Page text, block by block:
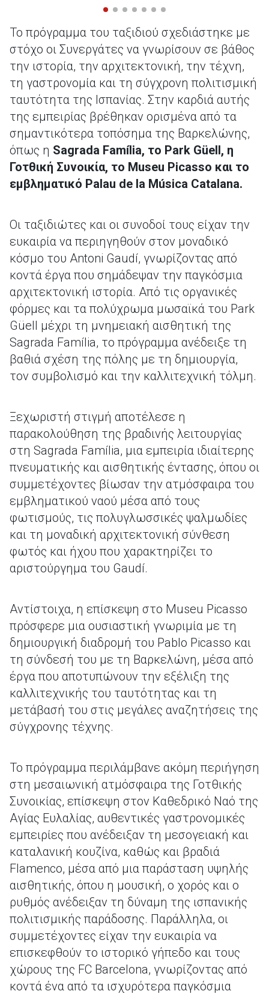
Το πρόγραμμα του ταξιδιού σχεδιάστηκε με
στόχο οι Συνεργάτες να γνωρίσουν σε βάθος
την ιστορία, την αρχιτεκτονική, την τέχνη,
τη γαστρονομία και τη σύγχρονη πολιτισμική
ταυτότητα της Ισπανίας. Στην καρδιά αυτής
της εμπειρίας βρέθηκαν ορισμένα από τα
σημαντικότερα τοπόσημα της Βαρκελώνης,
όπως η Sagrada Família, το Park Güell, η
Γοτθική Συνοικία, το Museu Picasso και το
εμβληματικό Palau de la Música Catalana.
Οι ταξιδιώτες και οι συνοδοί τους είχαν την
ευκαιρία να περιηγηθούν στον μοναδικό
κόσμο του Antoni Gaudí, γνωρίζοντας από
κοντά έργα που σημάδεψαν την παγκόσμια
αρχιτεκτονική ιστορία. Από τις οργανικές
φόρμες και τα πολύχρωμα μωσαϊκά του Park
Güell μέχρι τη μνημειακή αισθητική της
Sagrada Família, το πρόγραμμα ανέδειξε τη
βαθιά σχέση της πόλης με τη δημιουργία,
τον συμβολισμό και την καλλιτεχνική τόλμη.
Ξεχωριστή στιγμή αποτέλεσε η
παρακολούθηση της βραδινής λειτουργίας
στη Sagrada Família, μια εμπειρία ιδιαίτερης
πνευματικής και αισθητικής έντασης, όπου οι
συμμετέχοντες βίωσαν την ατμόσφαιρα του
εμβληματικού ναού μέσα από τους
φωτισμούς, τις πολυγλωσσικές ψαλμωδίες
και τη μοναδική αρχιτεκτονική σύνθεση
φωτός και ήχου που χαρακτηρίζει το
αριστούργημα του Gaudí.
Αντίστοιχα, η επίσκεψη στο Museu Picasso
πρόσφερε μια ουσιαστική γνωριμία με τη
δημιουργική διαδρομή του Pablo Picasso και
τη σύνδεσή του με τη Βαρκελώνη, μέσα από
έργα που αποτυπώνουν την εξέλιξη της
καλλιτεχνικής του ταυτότητας και τη
μετάβασή του στις μεγάλες αναζητήσεις της
σύγχρονης τέχνης.
Το πρόγραμμα περιλάμβανε ακόμη περιήγηση
στη μεσαιωνική ατμόσφαιρα της Γοτθικής
Συνοικίας, επίσκεψη στον Καθεδρικό Ναό της
Αγίας Ευλαλίας, αυθεντικές γαστρονομικές
εμπειρίες που ανέδειξαν τη μεσογειακή και
καταλανική κουζίνα, καθώς και βραδιά
Flamenco, μέσα από μια παράσταση υψηλής
αισθητικής, όπου η μουσική, ο χορός και ο
ρυθμός ανέδειξαν τη δύναμη της ισπανικής
πολιτισμικής παράδοσης. Παράλληλα, οι
συμμετέχοντες είχαν την ευκαιρία να
επισκεφθούν το ιστορικό γήπεδο και τους
χώρους της FC Barcelona, γνωρίζοντας από
κοντά ένα από τα ισχυρότερα παγκόσμια